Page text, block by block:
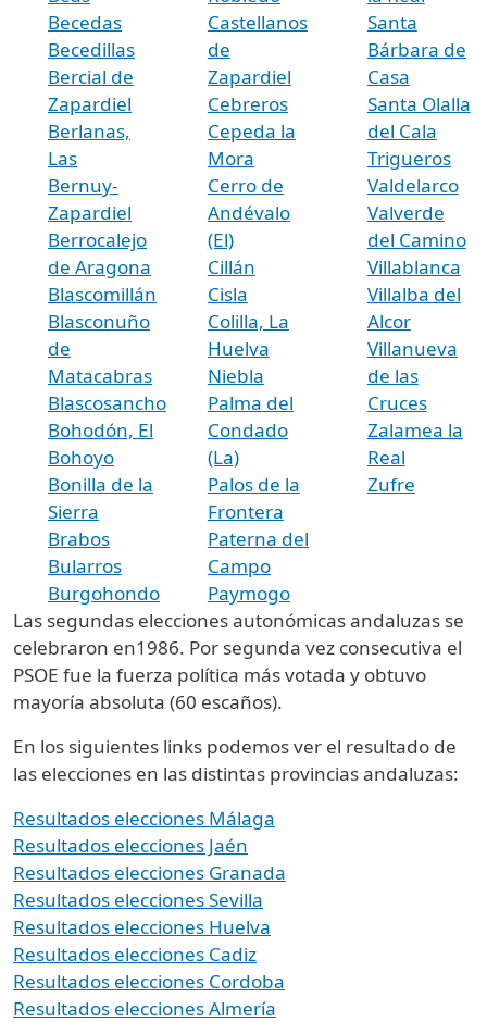
Becedas
Becedillas
Bercial de
Zapardiel
Berlanas,
Las
Bernuy-
Zapardiel
Berrocalejo
de Aragona
Blascomillán
Blasconuño
de
Matacabras
Blascosancho
Bohodón, El
Bohoyo
Bonilla de la
Sierra
Brabos
Bularros
Burgohondo
Castellanos
de
Zapardiel
Cebreros
Cepeda la
Mora
Cerro de
Andévalo
(El)
Cillán
Cisla
Colilla, La
Huelva
Niebla
Palma del
Condado
(La)
Palos de la
Frontera
Paterna del
Campo
Paymogo
Santa
Bárbara de
Casa
Santa Olalla
del Cala
Trigueros
Valdelarco
Valverde
del Camino
Villablanca
Villalba del
Alcor
Villanueva
de las
Cruces
Zalamea la
Real
Zufre
Las segundas elecciones autonómicas andaluzas se
celebraron en1986. Por segunda vez consecutiva el
PSOE fue la fuerza política más votada y obtuvo
mayoría absoluta (60 escaños).
En los siguientes links podemos ver el resultado de
las elecciones en las distintas provincias andaluzas:
Resultados elecciones Málaga
Resultados elecciones Jaén
Resultados elecciones Granada
Resultados elecciones Sevilla
Resultados elecciones Huelva
Resultados elecciones Cadiz
Resultados elecciones Cordoba
Resultados elecciones Almería